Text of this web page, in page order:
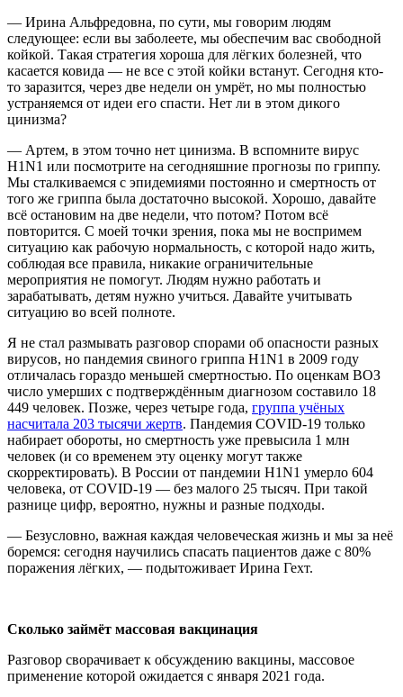
— Ирина Альфредовна, по сути, мы говорим людям
следующее: если вы заболеете, мы обеспечим вас свободной
койкой. Такая стратегия хороша для лёгких болезней, что
касается ковида — не все с этой койки встанут. Сегодня кто-
то заразится, через две недели он умрёт, но мы полностью
устраняемся от идеи его спасти. Нет ли в этом дикого
цинизма?
— Артем, в этом точно нет цинизма. В вспомните вирус
H1N1 или посмотрите на сегодняшние прогнозы по гриппу.
Мы сталкиваемся с эпидемиями постоянно и смертность от
того же гриппа была достаточно высокой. Хорошо, давайте
всё остановим на две недели, что потом? Потом всё
повторится. С моей точки зрения, пока мы не воспримем
ситуацию как рабочую нормальность, с которой надо жить,
соблюдая все правила, никакие ограничительные
мероприятия не помогут. Людям нужно работать и
зарабатывать, детям нужно учиться. Давайте учитывать
ситуацию во всей полноте.
Я не стал размывать разговор спорами об опасности разных
вирусов, но пандемия свиного гриппа H1N1 в 2009 году
отличалась гораздо меньшей смертностью. По оценкам ВОЗ
число умерших с подтверждённым диагнозом составило 18
449 человек. Позже, через четыре года, группа учёных
насчитала 203 тысячи жертв. Пандемия COVID-19 только
набирает обороты, но смертность уже превысила 1 млн
человек (и со временем эту оценку могут также
скорректировать). В России от пандемии H1N1 умерло 604
человека, от COVID-19 — без малого 25 тысяч. При такой
разнице цифр, вероятно, нужны и разные подходы.
— Безусловно, важная каждая человеческая жизнь и мы за неё
боремся: сегодня научились спасать пациентов даже с 80%
поражения лёгких, — подытоживает Ирина Гехт.
Сколько займёт массовая вакцинация
Разговор сворачивает к обсуждению вакцины, массовое
применение которой ожидается с января 2021 года.